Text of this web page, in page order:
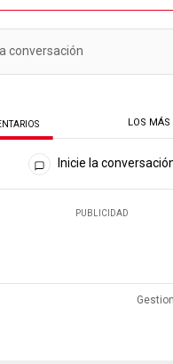
LOS MÁS
Inicie la
PUBLICIDAD